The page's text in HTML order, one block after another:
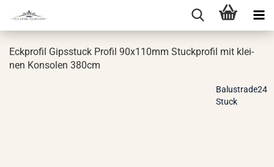
Eck­pro­fil Gips­stuck Pro­fil 90x110mm Stuck­pro­fil mit klei­
nen Kon­so­len 380cm
Balustrade24
Stuck